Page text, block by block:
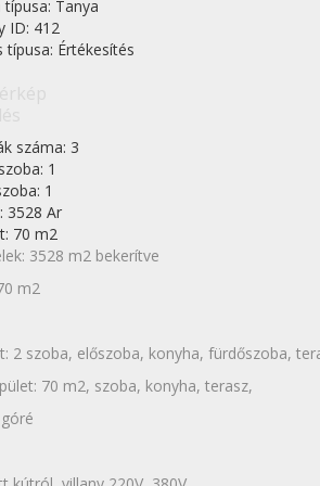
típusa: Tanya
ID: 412
típusa: Értékesítés
száma: 3
1
1
3528 Ar
70 m2
3528 m2 bekerítve
m2
2 szoba, előszoba, konyha, fürdőszoba,
70 m2, szoba, konyha, terasz,